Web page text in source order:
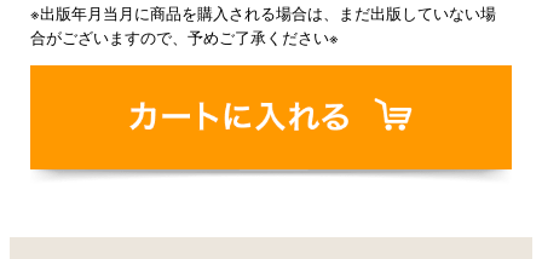
※出版年月当月に商品を購入される場合は、まだ出版していない場
合がございますので、予めご了承ください※